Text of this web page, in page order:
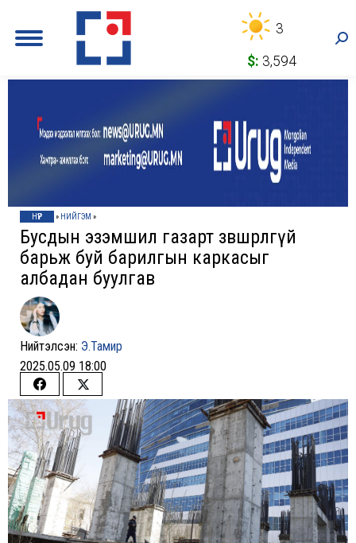
3
$: 3,594
НҮҮР » НИЙГЭМ »
Бусдын эзэмшил газарт зөвшөөрөлгүй
барьж буй барилгын каркасыг
албадан буулгав
Нийтэлсэн: Э.Тамир
2025.05.09 18:00
Share
on
Facebook
Share
on
Twitter